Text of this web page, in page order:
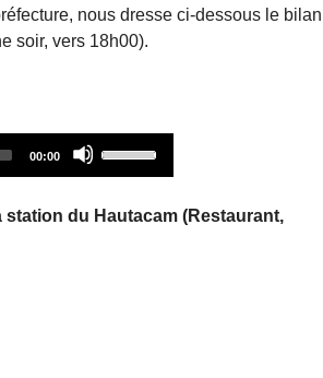
nous dresse ci-dessous le bilan
soir, vers 18h00).
00:00
keys
du Hautacam (Restaurant,